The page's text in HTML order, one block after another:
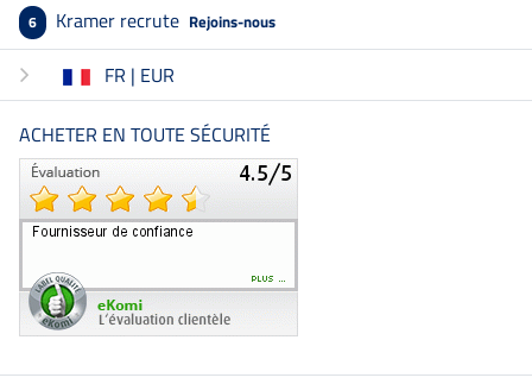
6 Kramer recrute Rejoins-nous
FR | EUR
ACHETER EN TOUTE SÉCURITÉ